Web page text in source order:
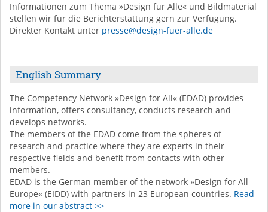
Informationen zum Thema »Design für Alle« und Bildmaterial
stellen wir für die Berichterstattung gern zur Verfügung.
Direkter Kontakt unter presse@design-fuer-alle.de
English Summary
The Competency Network »Design for All« (EDAD) provides
information, offers consultancy, conducts research and
develops networks.
The members of the EDAD come from the spheres of
research and practice where they are experts in their
respective fields and benefit from contacts with other
members.
EDAD is the German member of the network »Design for All
Europe« (EIDD) with partners in 23 European countries. Read
more in our abstract >>